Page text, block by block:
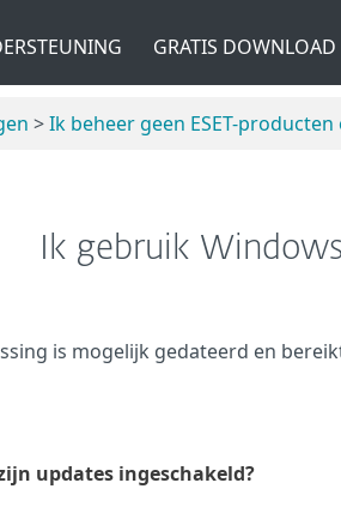
GRATIS DOWNLOAD
>Ik beheer geen ESET-
Ik gebruik Windows
is mogelijk gedateerd en
updates ingeschakeld?